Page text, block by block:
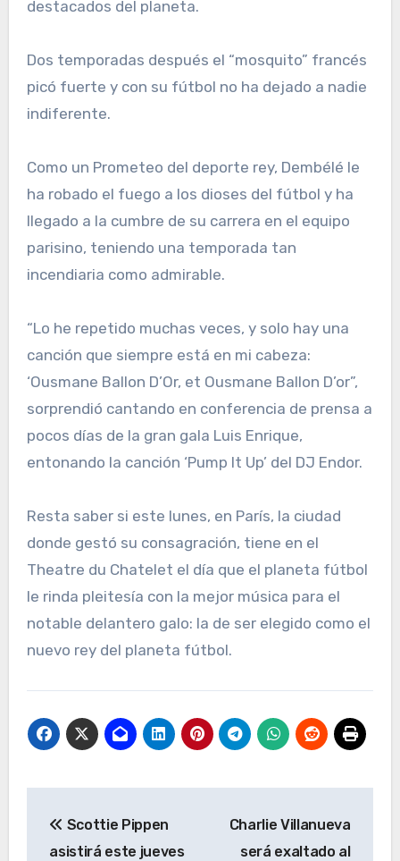
destacados del planeta.
Dos temporadas después el “mosquito” francés
picó fuerte y con su fútbol no ha dejado a nadie
indiferente.
Como un Prometeo del deporte rey, Dembélé le
ha robado el fuego a los dioses del fútbol y ha
llegado a la cumbre de su carrera en el equipo
parisino, teniendo una temporada tan
incendiaria como admirable.
“Lo he repetido muchas veces, y solo hay una
canción que siempre está en mi cabeza:
‘Ousmane Ballon D’Or, et Ousmane Ballon D’or”,
sorprendió cantando en conferencia de prensa a
pocos días de la gran gala Luis Enrique,
entonando la canción ‘Pump It Up’ del DJ Endor.
Resta saber si este lunes, en París, la ciudad
donde gestó su consagración, tiene en el
Theatre du Chatelet el día que el planeta fútbol
le rinda pleitesía con la mejor música para el
notable delantero galo: la de ser elegido como el
nuevo rey del planeta fútbol.
de
Scottie Pippen
asistirá este jueves
Charlie Villanueva
será exaltado al